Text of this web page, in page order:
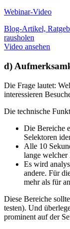
Webinar-Video
Blog-Artikel,
rausholen
Video ansehen
d)
Die Frage lautet:
interessieren
Die technische
Die Bereiche
Selektoren
Alle 10
lange
Es wird
andere. Für
mehr als für
Diese Bereiche
testen). Und
prominent auf der